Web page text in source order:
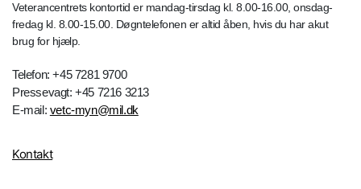
Veterancentrets kontortid er mandag-tirsdag kl. 8.00-16.00, onsdag-
fredag kl. 8.00-15.00. Døgntelefonen er altid åben, hvis du har akut
brug for hjælp.
Telefon: +45 7281 9700
Pressevagt: +45 7216 3213
E-mail: vetc-myn@mil.dk
Kontakt